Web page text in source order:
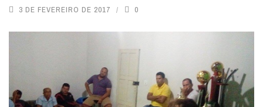
3 DE FEVEREIRO DE 2017 0